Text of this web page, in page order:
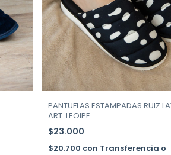
PANTUFLAS ESTAMPADAS RUIZ
ART. LEOIPE
$23.000
$20.700 con Transferencia o